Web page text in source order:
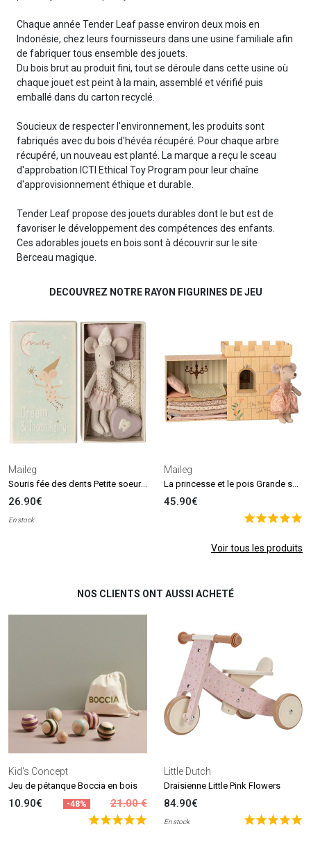
Chaque année Tender Leaf passe environ deux mois en
Indonésie, chez leurs fournisseurs dans une usine familiale afin
de fabriquer tous ensemble des jouets.
Du bois brut au produit fini, tout se déroule dans cette usine où
chaque jouet est peint à la main, assemblé et vérifié puis
emballé dans du carton recyclé.
Soucieux de respecter l'environnement, les produits sont
fabriqués avec du bois d'hévéa récupéré. Pour chaque arbre
récupéré, un nouveau est planté. La marque a reçu le sceau
d'approbation ICTI Ethical Toy Program pour leur chaîne
d'approvisionnement éthique et durable.
Tender Leaf propose des jouets durables dont le but est de
favoriser le développement des compétences des enfants.
Ces adorables jouets en bois sont à découvrir sur le site
Berceau magique.
DECOUVREZ NOTRE RAYON FIGURINES DE JEU
Maileg
Souris fée des dents Petite soeur dans une boîte d'allumettes
26.90€
En stock
Maileg
45.90€
Voir tous les produits
NOS CLIENTS ONT AUSSI ACHETÉ
Kid's Concept
Jeu de pétanque Boccia en bois
10.90€ -48% 21.00 €
Little Dutch
Draisienne Little Pink Flowers
84.90€
En stock